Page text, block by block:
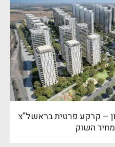
– קרקע פרטית בראשל"צ
השוק